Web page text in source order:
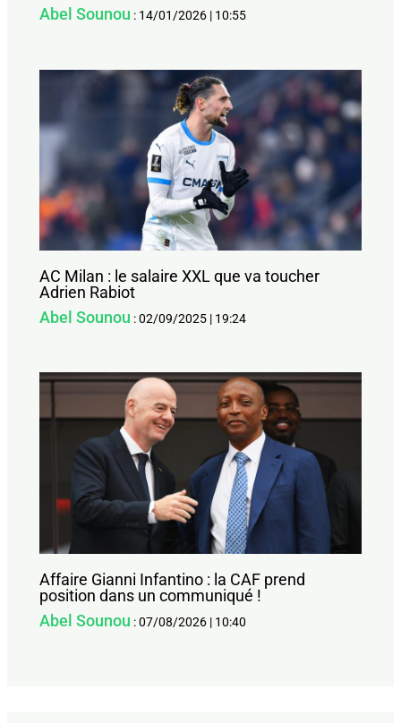
Abel Sounou : 14/01/2026 | 10:55
AC Milan : le salaire XXL que va toucher
Adrien Rabiot
Abel Sounou :02/09/2025 | 19:24
Affaire Gianni Infantino : la CAF prend
position dans un communiqué !
Abel Sounou :07/08/2026 | 10:40